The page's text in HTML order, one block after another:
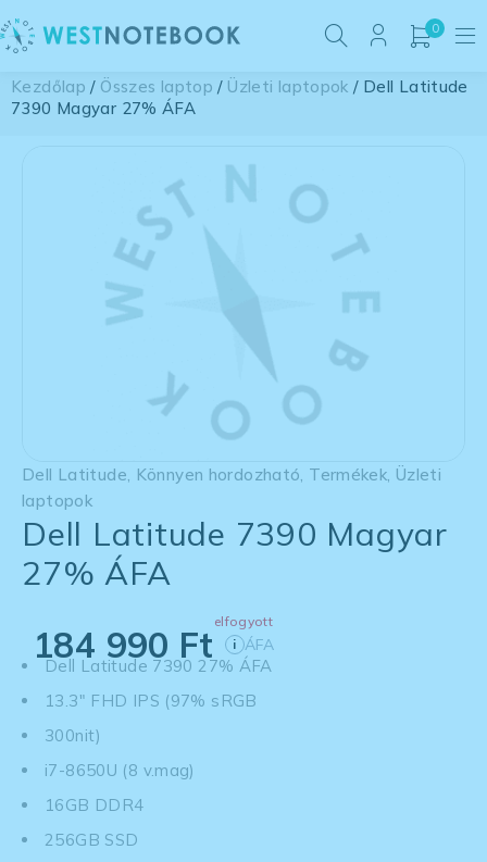
0
Kezdőlap / Összes laptop / Üzleti laptopok / Dell Latitude
7390 Magyar 27% ÁFA
Dell Latitude Könnyen hordozható Termékek Üzleti
laptopok
Dell Latitude 7390 Magyar
27% ÁFA
elfogyott
184 990 Ft i ÁFA
Dell Latitude 7390 27% ÁFA
13.3" FHD IPS (97% sRGB
300nit)
i7-8650U (8 v.mag)
16GB DDR4
256GB SSD